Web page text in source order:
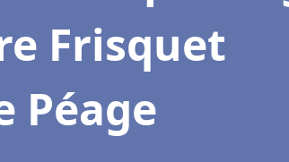
Frisquet
Péage